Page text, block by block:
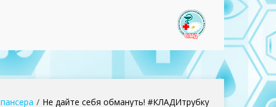
Не дайте себя обмануть! #КЛАДИтрубку